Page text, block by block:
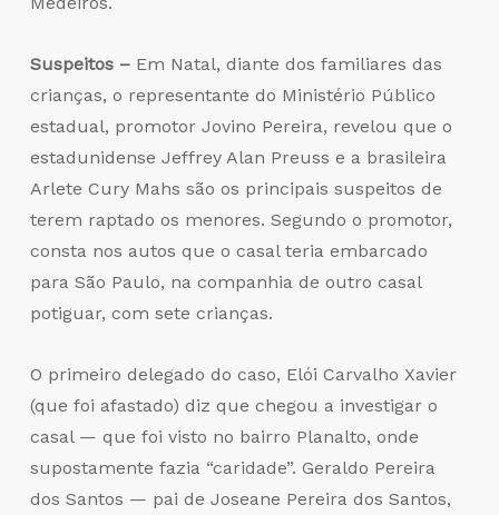
Suspeitos – Em Natal, diante dos familiares das
crianças, o representante do Ministério Público
estadual, promotor Jovino Pereira, revelou que o
estadunidense Jeffrey Alan Preuss e a brasileira
Arlete Cury Mahs são os principais suspeitos de
terem raptado os menores. Segundo o promotor,
consta nos autos que o casal teria embarcado
para São Paulo, na companhia de outro casal
potiguar, com sete crianças.
O primeiro delegado do caso, Elói Carvalho Xavier
(que foi afastado) diz que chegou a investigar o
casal — que foi visto no bairro Planalto, onde
supostamente fazia “caridade”. Geraldo Pereira
dos Santos — pai de Joseane Pereira dos Santos,